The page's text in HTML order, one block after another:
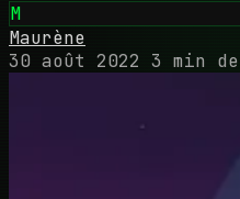
M
Maurène
30 août 2022 3 min